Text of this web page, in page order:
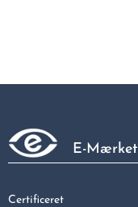
277,69 kr
E-Mærket
Certificeret